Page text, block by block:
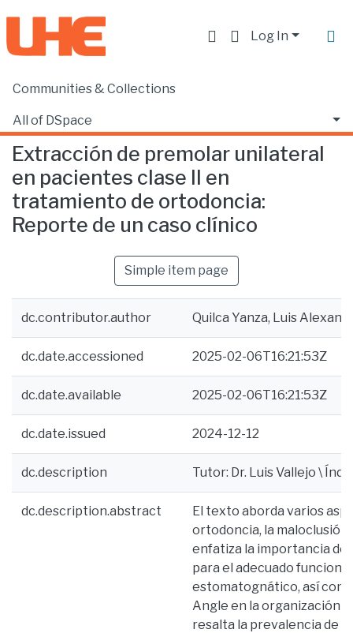
Log In
Communities & Collections
All of DSpace
Statistics
Home
Extracción de premolar unilateral
en pacientes clase II en
tratamiento de ortodoncia:
Reporte de un caso clínico
Simple item page
dc.contributor.author Quilca Yanza, Luis
dc.date.accessioned 2025-02-06T16:21:53Z
dc.date.available 2025-02-06T16:21:53Z
dc.date.issued 2024-12-12
dc.description Tutor: Dr. Luis Vallejo \
dc.description.abstract
El texto aborda varios
ortodoncia, la maloclusión
enfatiza la importancia de
para el adecuado
estomatognático, así
Angle en la organización
resalta la prevalencia de